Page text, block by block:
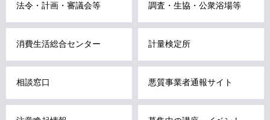
で
法令・計画・審議会等 調査・生協・公衆浴場等
消費生活総合センター 計量検定所
相談窓口 悪質事業者通報サイト